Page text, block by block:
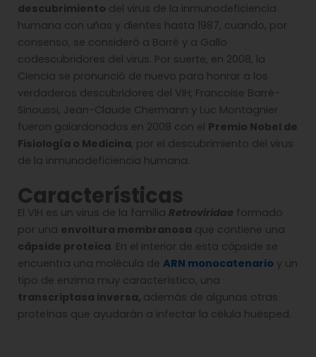
descubrimiento del virus de la inmunodeficiencia
humana con uñas y dientes hasta 1987, cuando, por
consenso, se consideró a Barré y a Gallo
codescubridores del virus. Por suerte, en 2008, la
Ciencia se pronunció de nuevo para honrar a los
verdaderos descubridores del VIH; Francoise Barré-
Sinoussi, Jean-Claude Chermann y Luc Montagnier
fueron galardonados en 2008 con el Premio Nobel de
Fisiología o Medicina, por el descubrimiento del virus
de la inmunodeficiencia humana.
Características
El VIH es un virus de la familia Retroviridae formado
por una envoltura membranosa que contiene una
cápside proteica. En el interior de esta cápside se
encuentra una molécula de ARN monocatenario y un
tipo de enzima muy característico, una
transcriptasa inversa, además de algunas otras
proteínas que ayudarán a infectar la célula huésped.